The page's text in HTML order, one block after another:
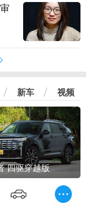
新车 视频
四驱穿越版